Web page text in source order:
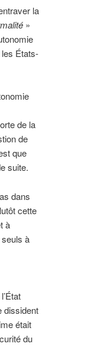
la
»
États-
de la
de
que
suite.
dans
cette
à
seuls à
dissident
était
du